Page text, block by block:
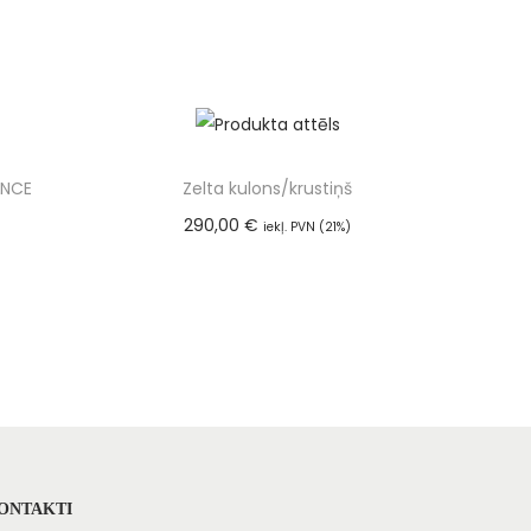
Zelta kulons/krustiņš
290,00€ iekļ. PVN (21%)